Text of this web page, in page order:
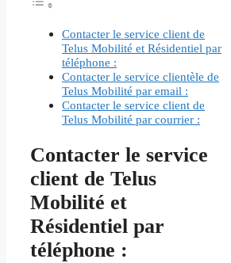
Contacter le service client de
Telus Mobilité et Résidentiel par
téléphone :
Contacter le service clientèle de
Telus Mobilité par email :
Contacter le service client de
Telus Mobilité par courrier :
Contacter le service
client de Telus
Mobilité et
Résidentiel par
téléphone :